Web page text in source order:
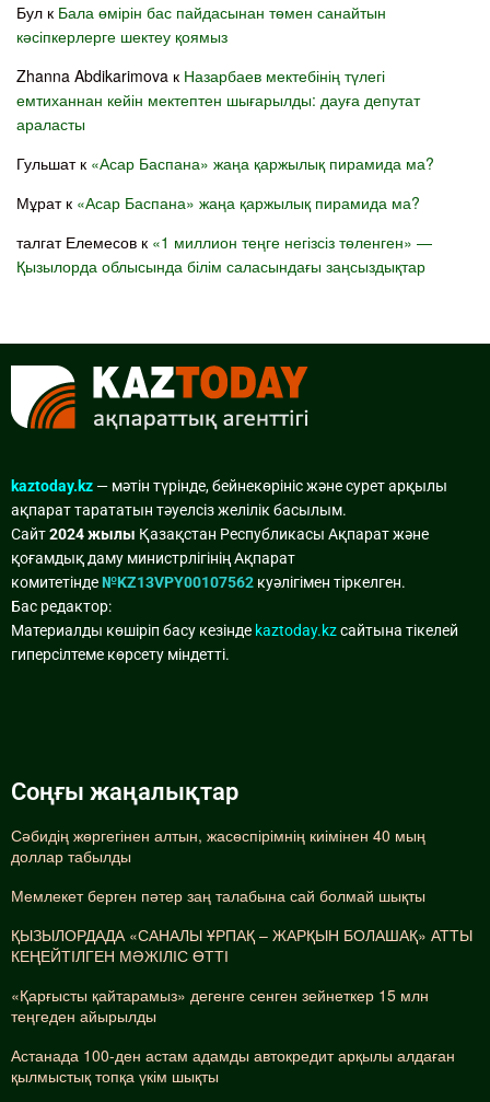
Бул к Бала өмірін бас пайдасынан төмен санайтын
кәсіпкерлерге шектеу қоямыз
Zhanna Abdikarimova к Назарбаев мектебінің түлегі
емтиханнан кейін мектептен шығарылды: дауға депутат
араласты
Гульшатк «Асар Баспана» жаңа қаржылық пирамида ма?
Мұратк «Асар Баспана» жаңа қаржылық пирамида ма?
талгат Елемесов к «1 миллион теңге негізсіз төленген» —
Қызылорда облысында білім саласындағы заңсыздықтар
kaztoday.kz — мәтін түрінде, бейнекөрініс және сурет арқылы
ақпарат тарататын тәуелсіз желілік басылым.
Сайт2024 жылы Қазақстан Республикасы Ақпарат және
қоғамдық даму министрлігінің Ақпарат
комитетінде№KZ13VPY00107562 куәлігімен тіркелген.
Бас редактор:
Материалды көшіріп басу кезінде kaztoday.kzсайтына тікелей
гиперсілтеме көрсету міндетті.
Соңғы жаңалықтар
Сәбидің жөргегінен алтын, жасөспірімнің киімінен 40 мың
доллар табылды
Мемлекет берген пәтер заң талабына сай болмай шықты
ҚЫЗЫЛОРДАДА «САНАЛЫ ҰРПАҚ – ЖАРҚЫН БОЛАШАҚ» АТТЫ
КЕҢЕЙТІЛГЕН МӘЖІЛІС ӨТТІ
«Қарғысты қайтарамыз» дегенге сенген зейнеткер 15 млн
теңгеден айырылды
Астанада 100-ден астам адамды автокредит арқылы алдаған
қылмыстық топқа үкім шықты